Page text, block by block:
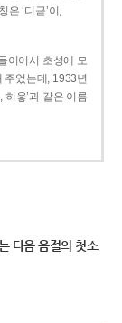
은 ‘디귿’이,
이어서 초성에 모
주었는데, 1933년
히읗’과 같은 이름
다음 음절의 첫소